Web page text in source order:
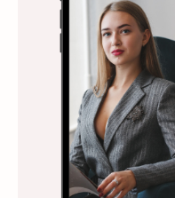
Ảnh nền sinh nhật
Animal Ankle boots
Antibodies against Covid-19
Antiviral antibodies
Áo bà ba hiện đại